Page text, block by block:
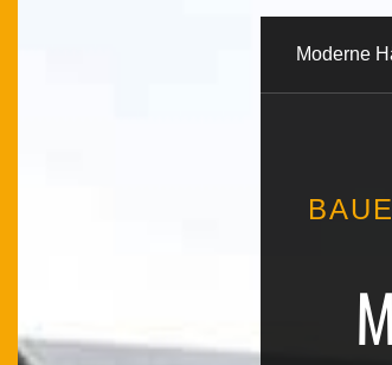
Moderne